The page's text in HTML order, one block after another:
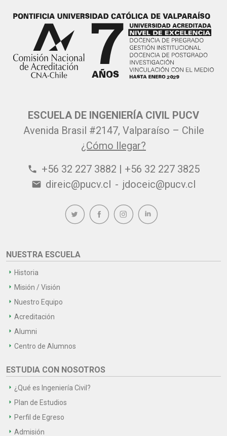
ESCUELA DE INGENIERÍA CIVIL PUCV
Avenida Brasil #2147, Valparaíso – Chile
¿Cómo llegar?
phone +56 32 227 3882 | +56 32 227 3825
email direic@pucv.cl - jdoceic@pucv.cl
NUESTRA ESCUELA
Historia
Misión / Visión
Nuestro Equipo
Acreditación
Alumni
Centro de Alumnos
ESTUDIA CON NOSOTROS
¿Qué es Ingeniería Civil?
Plan de Estudios
Perfil de Egreso
Admisión